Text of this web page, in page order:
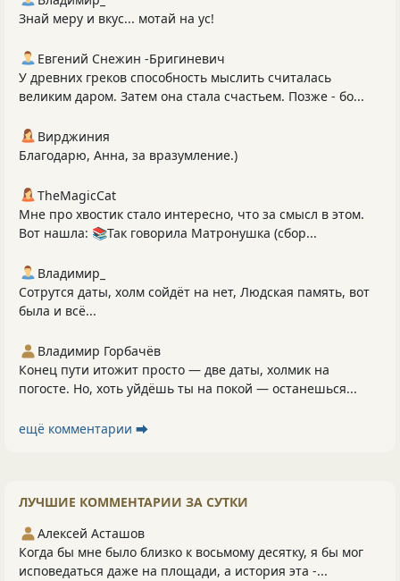
Знай меру и вкус... мотай на ус!
Евгений Снежин -Бригиневич
У древних греков способность мыслить считалась
великим даром. Затем она стала счастьем. Позже - бо...
Вирджиния
Благодарю, Анна, за вразумление.)
TheMagicCat
Мне про хвостик стало интересно, что за смысл в этом.
Вот нашла: 📚Так говорила Матронушка (сбор...
Владимир_
Сотрутся даты, холм сойдёт на нет, Людская память, вот
была и всё...
Владимир Горбачёв
Конец пути итожит просто — две даты, холмик на
погосте. Но, хоть уйдёшь ты на покой — останешься...
ещё комментарии ⮕
ЛУЧШИЕ КОММЕНТАРИИ ЗА СУТКИ
Алексей Асташов
Когда бы мне было близко к восьмому десятку, я бы мог
исповедаться даже на площади, а история эта -...